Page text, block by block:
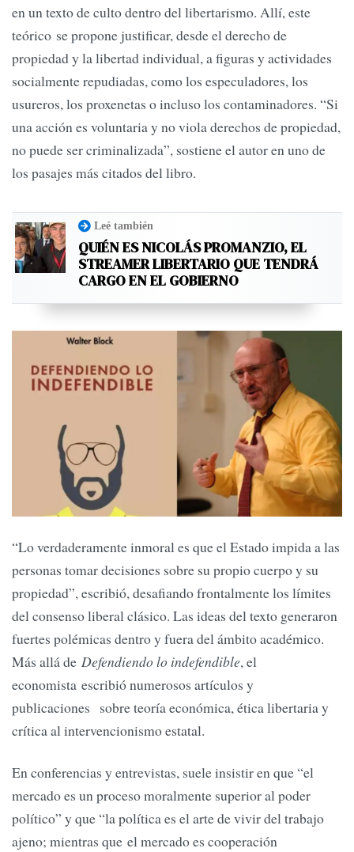
en un texto de culto dentro del libertarismo. Allí, este
teórico se propone justificar, desde el derecho de
propiedad y la libertad individual, a figuras y actividades
socialmente repudiadas, como los especuladores, los
usureros, los proxenetas o incluso los contaminadores. “Si
una acción es voluntaria y no viola derechos de propiedad,
no puede ser criminalizada”, sostiene el autor en uno de
los pasajes más citados del libro.
Leé también
QUIÉN ES NICOLÁS PROMANZIO, EL
STREAMER LIBERTARIO QUE TENDRÁ
CARGO EN EL GOBIERNO
“Lo verdaderamente inmoral es que el Estado impida a las
personas tomar decisiones sobre su propio cuerpo y su
propiedad”, escribió, desafiando frontalmente los límites
del consenso liberal clásico. Las ideas del texto generaron
fuertes polémicas dentro y fuera del ámbito académico.
Más allá de Defendiendo lo indefendible, el
economista escribió numerosos artículos y
publicaciones sobre teoría económica, ética libertaria y
crítica al intervencionismo estatal.
En conferencias y entrevistas, suele insistir en que “el
mercado es un proceso moralmente superior al poder
político” y que “la política es el arte de vivir del trabajo
ajeno; mientras que el mercado es cooperación